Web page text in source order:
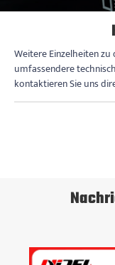
Weitere Einzelheiten
umfassendere
kontaktieren Sie uns